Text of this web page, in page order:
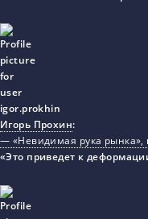
Игорь Прохин:
— «Невидимая рука рынка»,
«Это приведет к